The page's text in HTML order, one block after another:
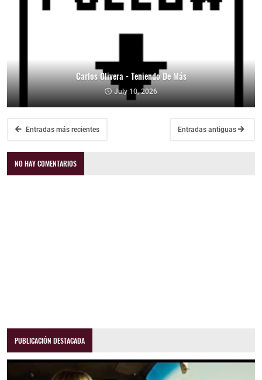
Carlos Olivera - Teniendo De Más
July 10, 2026
Entradas más recientes Entradas antiguas
NO HAY COMENTARIOS
PUBLICACIÓN DESTACADA